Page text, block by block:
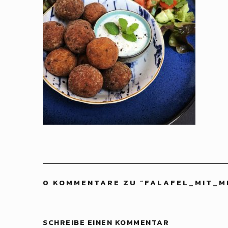
0 KOMMENTARE ZU “
SCHREIBE EINEN KOMMENTAR